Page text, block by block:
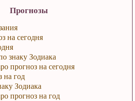
Прогнозы
на сегодня
знаку Зодиака
прогноз на сегодня
на год
Зодиака
прогноз на год